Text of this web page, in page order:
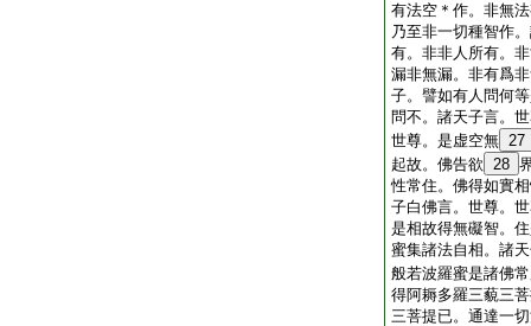
有法空＊作。非無
乃至非一切種智作
有。非非人所有。
漏非無漏。非有爲
子。譬如有人問何
問不。諸天子言。
世尊。是虚空無 27
起故。佛告欲 28
性常住。佛得如實
子白佛言。世尊。
是相故得無礙智。
蜜集諸法自相。諸
般若波羅蜜是諸佛
得阿耨多羅三藐三
三菩提已。通達一